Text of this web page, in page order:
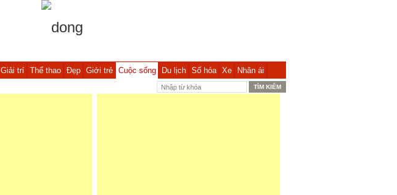
Giải trí Thể thao Đẹp Giới trẻ Cuộc sống Du lịch Số hóa Xe Nhân ái